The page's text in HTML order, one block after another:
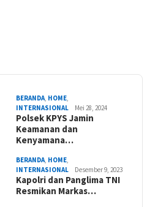
BERANDA, HOME,
INTERNASIONAL
Mei 28, 2024
Polsek KPYS Jamin
Keamanan dan
Kenyamana…
BERANDA, HOME,
INTERNASIONAL
Desember 9, 2023
Kapolri dan Panglima TNI
Resmikan Markas…